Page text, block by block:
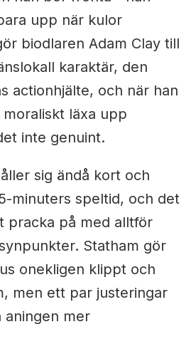
upp när kulor
biodlaren Adam Clay till
karaktär, den
actionhjälte, och när han
läxa upp
inte genuint.
sig ändå kort och
minuters speltid, och det
pracka på med alltför
Statham gör
onekligen klippt och
men ett par justeringar
aningen mer